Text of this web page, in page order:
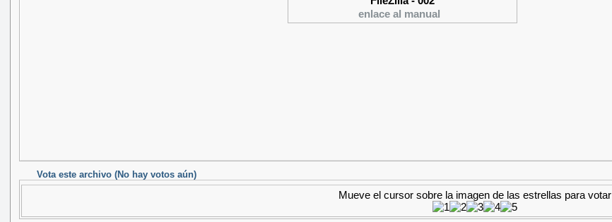
enlace al manual
Vota este archivo(No hay votos aún)
Mueve el cursor sobre la imagen de las estrellas para votar